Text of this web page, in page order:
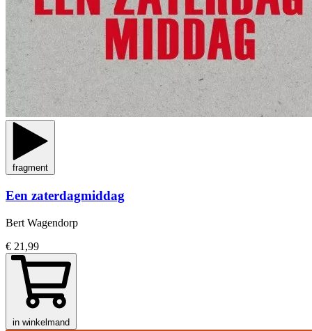
fragment
Een zaterdagmiddag
Bert Wagendorp
€ 21,99
in winkelmand